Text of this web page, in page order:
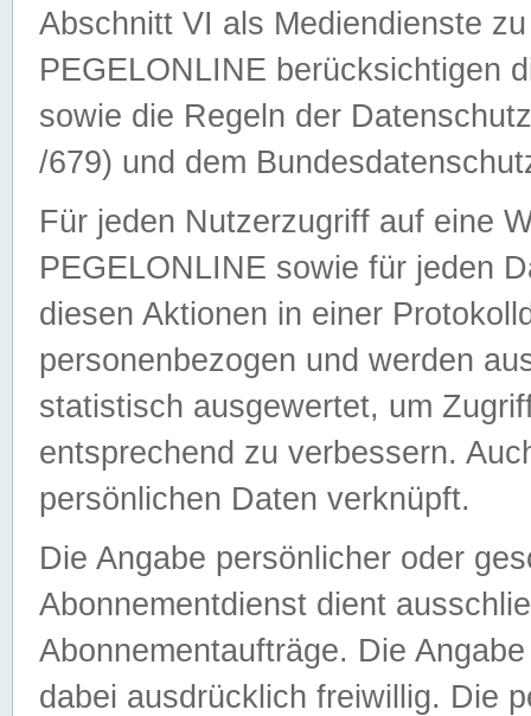
Abschnitt VI als Mediendienste
PEGELONLINE berücksichtigen
sowie die Regeln der
/679) und dem
Für jeden Nutzerzugriff auf eine
PEGELONLINE sowie für jeden
diesen Aktionen in einer
personenbezogen und werden
statistisch ausgewertet, um
entsprechend zu verbessern.
persönlichen Daten verknüpft.
Die Angabe persönlicher oder
Abonnementdienst dient
Abonnementaufträge. Die
dabei ausdrücklich freiwillig. Die